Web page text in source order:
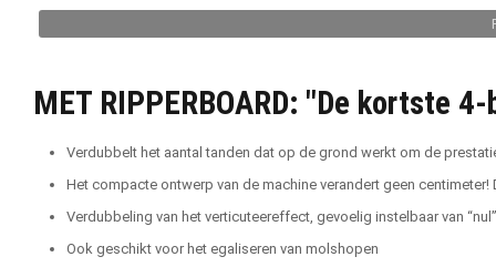
MET RIPPERBOARD: "De kortste
Verdubbelt het aantal tanden dat op de grond werkt om de
Het compacte ontwerp van de machine verandert geen
Verdubbeling van het verticuteereffect, gevoelig instelbaar van
Ook geschikt voor het egaliseren van molshopen